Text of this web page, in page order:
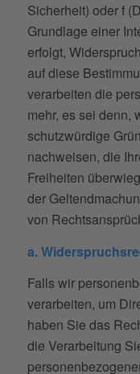
Sicherheit) oder f
Grundlage einer
erfolgt,
auf diese
verarbeiten die
mehr, es sei denn,
schutzwürdige
nachweisen, die
Freiheiten
der
von
a.
Falls wir
verarbeiten, um
haben Sie das
die Verarbeitung